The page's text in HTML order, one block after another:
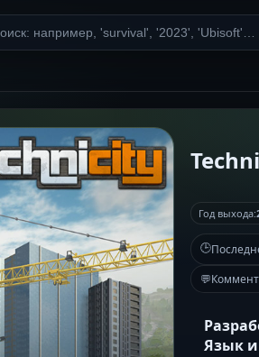
Год выхода:
🕒
💬
Язык